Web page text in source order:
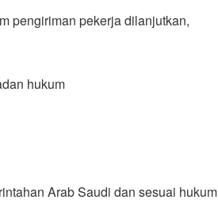
pengiriman pekerja dilanjutkan,
hukum
Arab Saudi dan sesuai hukum